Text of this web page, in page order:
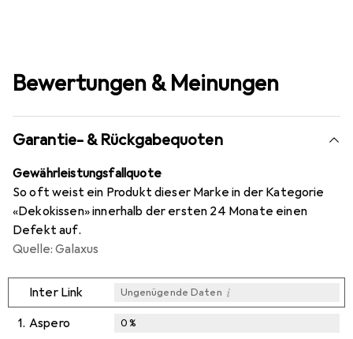
Bewertungen & Meinungen
Garantie- & Rückgabequoten
Gewährleistungsfallquote
So oft weist ein Produkt dieser Marke in der Kategorie
«Dekokissen» innerhalb der ersten 24 Monate einen
Defekt auf.
Quelle: Galaxus
Inter Link Ungenügende Daten i
1. Aspero 0%